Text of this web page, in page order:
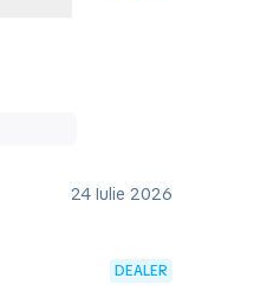
24 Iulie 2026
DEALER